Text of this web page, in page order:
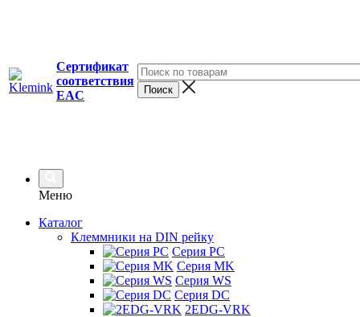
Сертификат
соответствия
EAC
Меню
Каталог
Клеммники на DIN рейку
Серия PC
Серия MK
Серия WS
Серия DC
2EDG-VRK